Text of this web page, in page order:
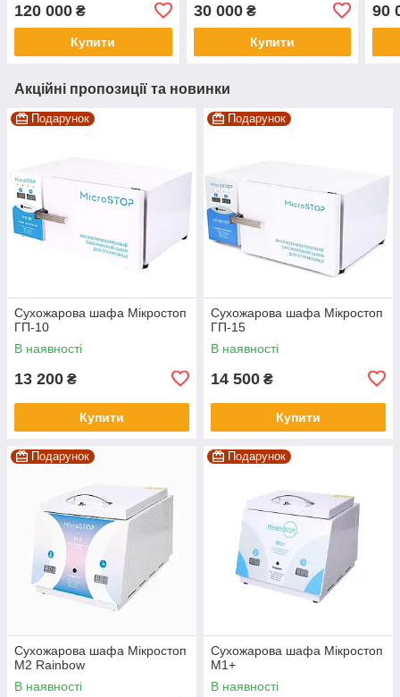
120 000 ₴
Купити
30 000₴
Купити
90
Акційні пропозиції та новинки
Подарунок
Сухожарова шафа Мікростоп
ГП-10
В наявності
13 200 ₴
Купити
Подарунок
Сухожарова шафа Мікростоп
ГП-15
В наявності
14 500 ₴
Купити
Подарунок
Сухожарова шафа Мікростоп
М2 Rainbow
В наявності
Подарунок
Сухожарова шафа Мікростоп
М1+
В наявності